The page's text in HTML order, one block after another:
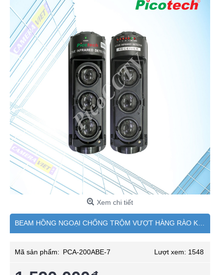
Xem chi tiết
Lượt xem: 1548
Mã sản phẩm: PCA-200ABE-7